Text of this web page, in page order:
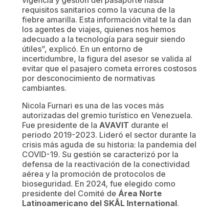
requisitos sanitarios como la vacuna de la
fiebre amarilla. Esta información vital te la dan
los agentes de viajes, quienes nos hemos
adecuado a la tecnología para seguir siendo
útiles”, explicó. En un entorno de
incertidumbre, la figura del asesor se valida al
evitar que el pasajero cometa errores costosos
por desconocimiento de normativas
cambiantes.
Nicola Furnari es una de las voces más
autorizadas del gremio turístico en Venezuela.
Fue presidente de la AVAVIT durante el
periodo 2019-2023. Lideró el sector durante la
crisis más aguda de su historia: la pandemia del
COVID-19. Su gestión se caracterizó por la
defensa de la reactivación de la conectividad
aérea y la promoción de protocolos de
bioseguridad. En 2024, fue elegido como
presidente del Comité de Área Norte
Latinoamericano del SKÅL International.